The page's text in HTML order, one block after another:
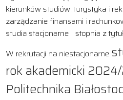
kierunków studiów: turystyka i
zarządzanie finansami i
studia stacjonarne I stopnia z
W rekrutacji na niestacjonarne
rok akademicki
Politechnika